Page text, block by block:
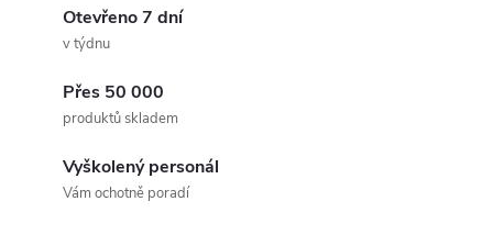
Otevřeno 7 dní
v týdnu
Přes 50 000
produktů skladem
Vyškolený personál
Vám ochotně poradí